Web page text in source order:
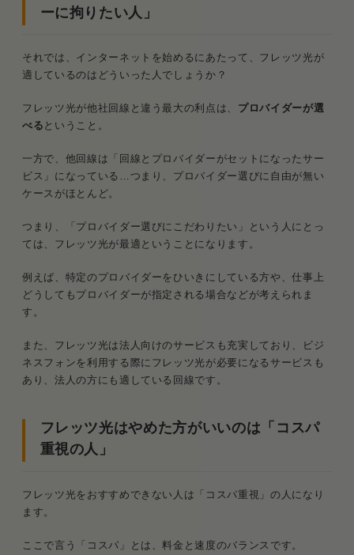
ーに拘りたい人」
それでは、インターネットを始めるにあたって、フレッツ光が
適しているのはどういった人でしょうか？
フレッツ光が他社回線と違う最大の利点は、 プロバイダーが選
べる ということ。
一方で、他回線は「回線とプロバイダーがセットになったサー
ビス」になっている…つまり、プロバイダー選びに自由が無い
ケースがほとんど。
つまり、「プロバイダー選びにこだわりたい」という人にとっ
ては、フレッツ光が最適ということになります。
例えば、特定のプロバイダーをひいきにしている方や、仕事上
どうしてもプロバイダーが指定される場合などが考えられま
す。
また、フレッツ光は法人向けのサービスも充実しており、ビジ
ネスフォンを利用する際にフレッツ光が必要になるサービスも
あり、法人の方にも適している回線です。
フレッツ光はやめた方がいいのは「コスパ
重視の人」
フレッツ光をおすすめできない人は「コスパ重視」の人になり
ます。
ここで言う「コスパ」とは、料金と速度のバランスです。